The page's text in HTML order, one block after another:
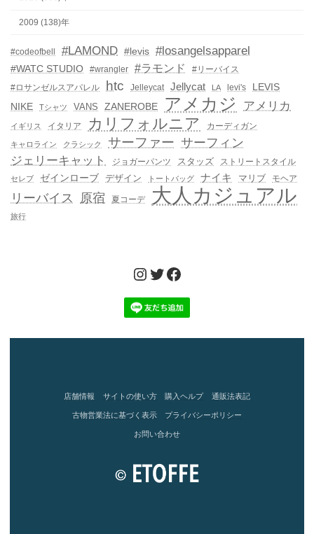
2009 (138)年
#codeofbell #LAMOND #levis #losangelsapparel
#WATC STUDIO #wrangler #ラモンド
#リーバイス
#ロサンゼルスアパレル
htc Jelleycat Jellycat LA levi's
LEVIS
NIKE
Tシャツ VANS ZANEROBE アメカジ アメリカ
イギリス イタリア カリフォルニア カーディガン
キャロライン クラシック サーファー サーフィン
ジェリーキャット
ジョガーパンツ スタッズ ストリートスタイル
セレブ ゼインローブ デザイン トートバッグ ナイキ マリブ モヘア
リーバイス 原宿 夏コーデ 大人カジュアル
旅行
Instagram
Twitter
Facebook
店舗情報 サイトの使い方 購入ヘルプ 通販法表記
古物営業法に基づく表示 プライバシーポリシー
お問い合わせ